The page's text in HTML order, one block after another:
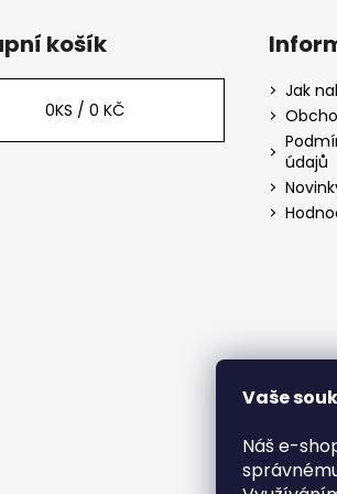
Vaše
Náš e-
košík
0KS / 0 KČ
Jak
údajů